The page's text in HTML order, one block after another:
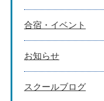
合宿・イベント
お知らせ
スクールブログ